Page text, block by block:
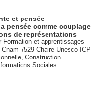
et pensée
pensée comme couplage
de représentations
Formation et apprentissages
7529 Chaire Unesco ICP
Construction
Sociales